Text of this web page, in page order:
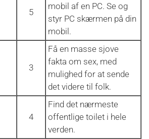
5
mobil af en PC. Se og
styr PC skærmen på din
mobil.
3
Få en masse sjove
fakta om sex, med
mulighed for at sende
det videre til folk.
4
Find det nærmeste
offentlige toilet i hele
verden.